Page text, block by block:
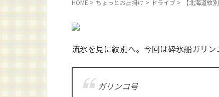
HOME > ちょっとお出掛け > ドライブ > 【北海道紋
流氷を見に紋別へ。今回は砕氷船ガリ
ガリンコ号